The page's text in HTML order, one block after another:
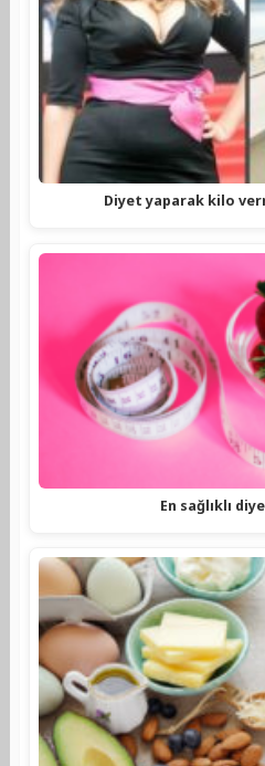
Diyet yaparak kilo
En sağlıklı